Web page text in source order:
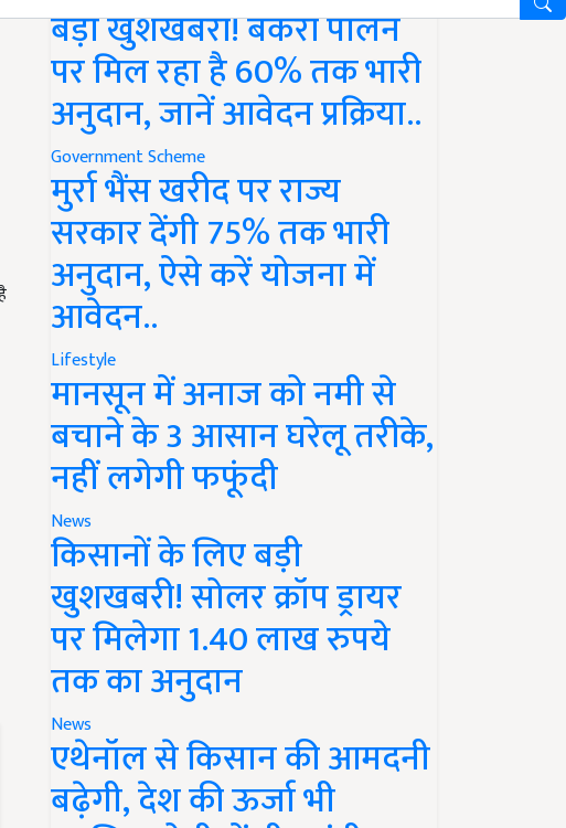
बड़ी खुशखबरी! बकरी पालन
पर मिल रहा है 60% तक भारी
अनुदान, जानें आवेदन प्रक्रिया..
Government Scheme
मुर्रा भैंस खरीद पर राज्य
सरकार देंगी 75% तक भारी
अनुदान, ऐसे करें योजना में
आवेदन..
Lifestyle
मानसून में अनाज को नमी से
बचाने के 3 आसान घरेलू तरीके,
नहीं लगेगी फफूंदी
News
किसानों के लिए बड़ी
खुशखबरी! सोलर क्रॉप ड्रायर
पर मिलेगा 1.40 लाख रुपये
तक का अनुदान
News
एथेनॉल से किसान की आमदनी
बढ़ेगी, देश की ऊर्जा भी